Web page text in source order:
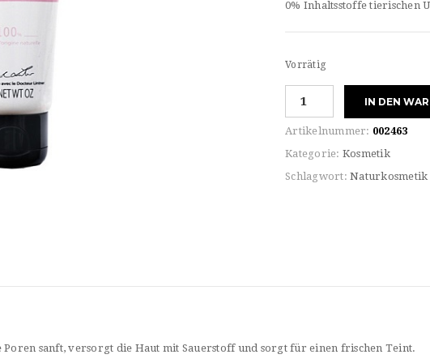
0% Inhaltsstoffe tierischen
Vorrätig
MASK
IN DEN
Artikelnummer: 002463
Kategorie: Kosmetik
Schlagwort: Naturkosmetik
sanft, versorgt die Haut mit Sauerstoff und sorgt für einen frischen Teint.